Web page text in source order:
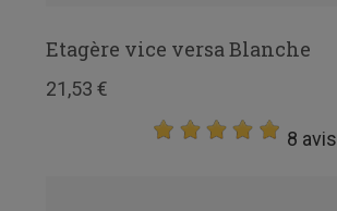
Etagère vice versa Blanche
21,53 €
8 avis